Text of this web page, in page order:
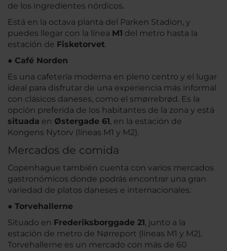
de los ingredientes nórdicos.
Está en la octava planta del Parken Stadion, y
puedes llegar con la línea M1 del metro hasta la
estación de Fisketorvet.
● Café Norden
Es una cafetería moderna en pleno centro y el lugar
ideal para disfrutar de una experiencia más informal
con clásicos daneses, como el smørrebrød. Es la
opción preferida de los habitantes de la zona y está
situada en Østergade 61, en la estación de
Kongens Nytorv (líneas M1 y M2).
Mercados de comida
Copenhague también cuenta con varios mercados
gastronómicos donde podrás encontrar una gran
variedad de platos daneses e internacionales:
● Torvehallerne
Situado en Frederiksborggade 21, junto a la
estación de metro de Nørreport (líneas M1 y M2),
Torvehallerne es un mercado con más de 60